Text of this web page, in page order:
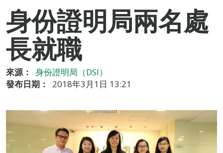
身份證明局兩名處
長就職
來源：
身份證明局（DSI）
發布日期：
2018年3月1日 13:21